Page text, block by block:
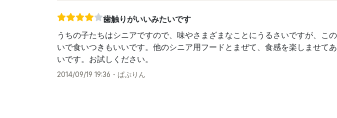
歯触りがいいみたいです
うちの子たちはシニアですので、味やさまざまなことにうるさいですが、こ
いで食いつきもいいです。他のシニア用フードとまぜて、食感を楽しませて
いです。お試しください。
2014/09/19 19:36 ・ ぱぷりん